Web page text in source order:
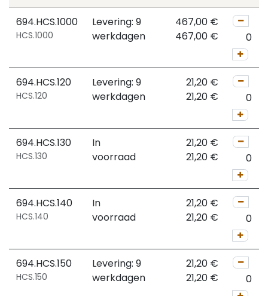
694.HCS.1000
HCS.1000
Levering: 9
werkdagen
467,00 €
467,00 €
694.HCS.120
HCS.120
Levering: 9
werkdagen
21,20 €
21,20 €
694.HCS.130
HCS.130
In
voorraad
21,20 €
21,20 €
694.HCS.140
HCS.140
In
voorraad
21,20 €
21,20 €
694.HCS.150
HCS.150
Levering: 9
werkdagen
21,20 €
21,20 €